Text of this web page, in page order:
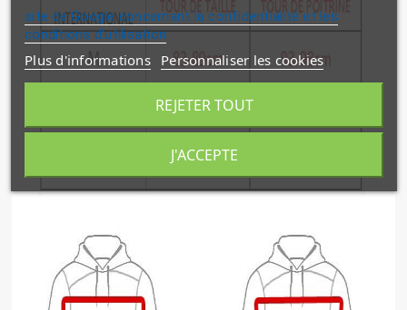
site de Google concernant la confidentialité et les
conditions d'utilisation
Plus d'informations Personnaliser les cookies
REJETER TOUT
J'ACCEPTE